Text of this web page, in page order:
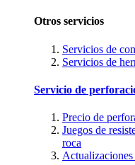
Otros servicios
Servicios de
Servicios de
Servicio de
Precio de
Juegos de
roca
Actualizaciones